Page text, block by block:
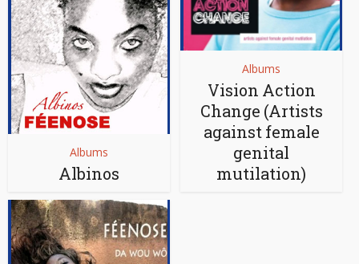
Albums
Albinos
Albums
Vision Action
Change (Artists
against female
genital
mutilation)